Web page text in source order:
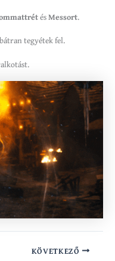
ésMessort.
tegyétek fel.
KÖVETKEZŐ